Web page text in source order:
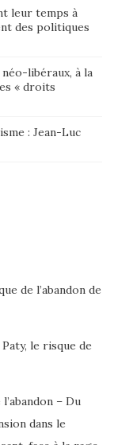
leur temps à
des politiques
libéraux, à la
« droits
: Jean-Luc
de l’abandon de
Paty, le risque de
– Du
dans le